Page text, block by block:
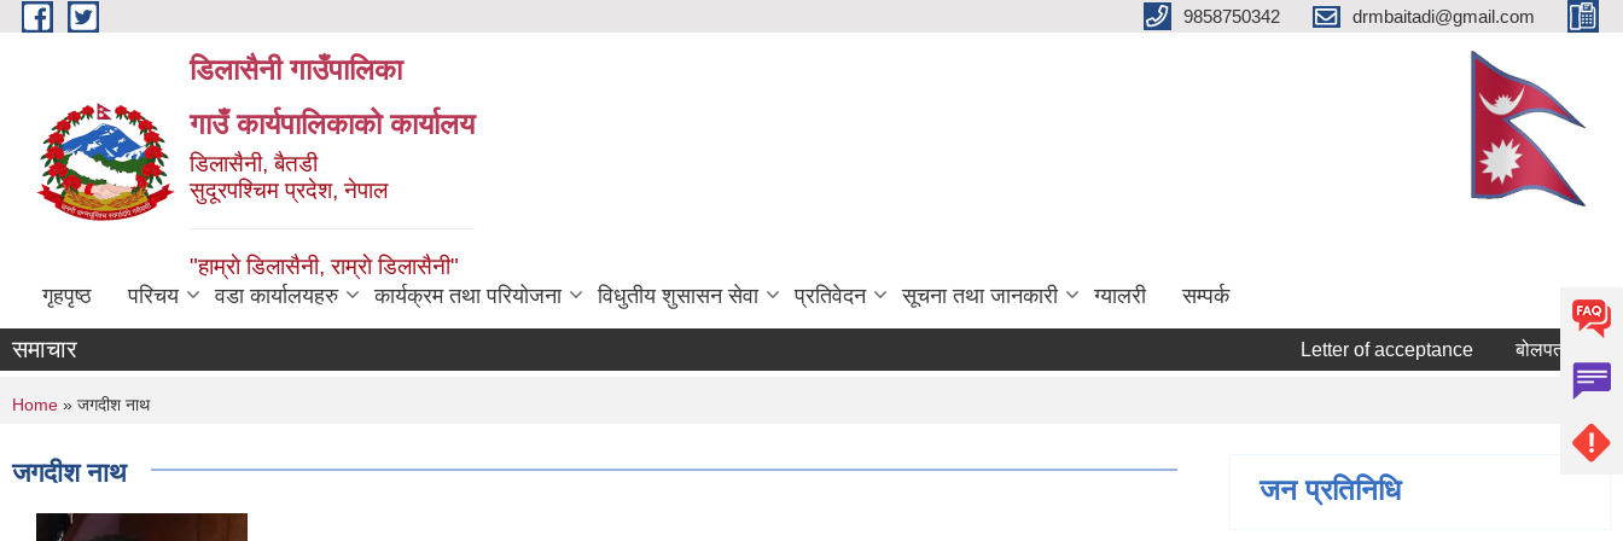
Skip to main content 9858750342 drmbaitadi@gmail.com
डिलासैनी गाउँपालिका
गाउँ कार्यपालिकाको कार्यालय
डिलासैनी, बैतडी
सुदूरपश्चिम प्रदेश, नेपाल
"हाम्राे डिलासैनी, राम्राे डिलासैनी"
गृहपृष्ठ परिचय वडा कार्यालयहरु कार्यक्रम तथा परियोजना विधुतीय शुसासन सेवा प्रतिवेदन सूचना तथा जानकारी ग्यालरी सम्पर्क
समाचार Letter of acceptance बोलपत्र स्वीकृत
You are here
Home » जगदीश नाथ
जगदीश नाथ
जन प्रतिनिधि